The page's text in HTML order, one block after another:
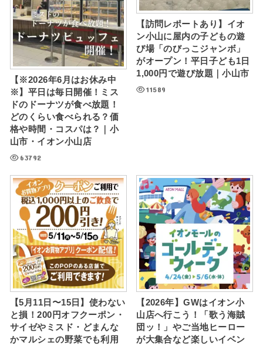
【※2026年6月はお休み中
※】平日は毎日開催！ミス
ドのドーナツが食べ放題！
どのくらい食べられる？価
格や時間・コスパは？｜小
山市・イオン小山店
63792
【訪問レポートあり】イオ
ン小山に屋内の子どもの遊
び場「のびっこジャンボ」
がオープン！平日子ども1日
1,000円で遊び放題｜小山市
11589
【5月11日〜15日】使わない
と損！200円オフクーポン・
サイゼやミスド・どまんな
かマルシェの野菜でも利用
【2026年】GWはイオン小
山店へ行こう！「歌う海賊
団ッ！」やご当地ヒーロー
が大集合など楽しいイベン